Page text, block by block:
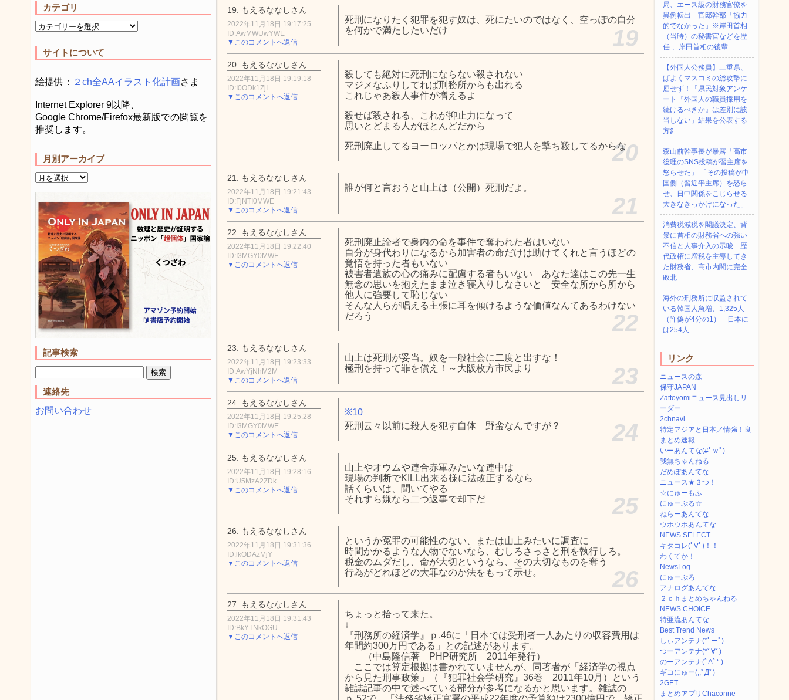
カテゴリ
サイトについて
絵提供： ２ch全AAイラスト化計画さま
Internet Explorer 9以降、
Google Chrome/Firefox最新版での閲覧を
推奨します。
月別アーカイブ
記事検索
連絡先
お問い合わせ
19. もえるななしさん
2022年11月18日 19:17:25
ID:AwMWUwYWE
▼このコメントへ返信
死刑になりたく犯罪を犯す奴は、死にたいのではなく、空っぽの自分
を何かで満たしたいだけ
19
20. もえるななしさん
2022年11月18日 19:19:18
ID:I0ODk1ZjI
▼このコメントへ返信
殺しても絶対に死刑にならない殺されない
マジメなふりしてれば刑務所からも出れる
これじゃあ殺人事件が増えるよ
殺せば殺される、これが抑止力になって
思いとどまる人がほとんどだから
死刑廃止してるヨーロッパとかは現場で犯人を撃ち殺してるからな20
21. もえるななしさん
2022年11月18日 19:21:43
ID:FjNTI0MWE
▼このコメントへ返信
誰が何と言おうと山上は（公開）死刑だよ。
21
22. もえるななしさん
2022年11月18日 19:22:40
ID:I3MGY0MWE
▼このコメントへ返信
死刑廃止論者で身内の命を事件で奪われた者はいない
自分が身代わりになるから加害者の命だけは助けてくれと言うほどの
覚悟を持った者もいない
被害者遺族の心の痛みに配慮する者もいない あなた達はこの先一生
無念の思いを抱えたまま泣き寝入りしなさいと 安全な所から所から
他人に強要して恥じない
そんな人らが唱える主張に耳を傾けるような価値なんてあるわけない
だろう
22
23. もえるななしさん
2022年11月18日 19:23:33
ID:AwYjNhM2M
▼このコメントへ返信
山上は死刑が妥当。奴を一般社会に二度と出すな！
極刑を持って罪を償え！～大阪枚方市民より
23
24. もえるななしさん
2022年11月18日 19:25:28
ID:I3MGY0MWE
▼このコメントへ返信
※10
死刑云々以前に殺人を犯す自体 野蛮なんですが？
24
25. もえるななしさん
2022年11月18日 19:28:16
ID:U5MzA2ZDk
▼このコメントへ返信
山上やオウムや連合赤軍みたいな連中は
現場の判断でKILL出来る様に法改正するなら
話くらいは、聞いてやる
それすら嫌なら二つ返事で却下だ
25
26. もえるななしさん
2022年11月18日 19:31:36
ID:lkODAzMjY
▼このコメントへ返信
というか冤罪の可能性のない、または山上みたいに調査に
時間かかるような人物でないなら、むしろさっさと刑を執行しろ。
税金のムダだし、命が大切というなら、その大切なものを奪う
行為がどれほどの大罪なのか法をもって示せ。
26
27. もえるななしさん
2022年11月18日 19:31:43
ID:BkYTNkOGU
▼このコメントへ返信
ちょっと拾って来た。
↓
『刑務所の経済学』ｐ.46に「日本では受刑者一人あたりの収容費用は
年間約300万円である」との記述があります。
（中島隆信著 PHP研究所 2011年発行）
ここでは算定根拠は書かれていませんが、同著者が「経済学の視点
から見た刑事政策」（『犯罪社会学研究』36巻 2011年10月）という
雑誌記事の中で述べている部分が参考になるかと思います。雑誌の
局、エース級の財務官僚を
異例転出 官邸幹部「協力
的でなかった」※岸田首相
（当時）の秘書官などを歴
任 、岸田首相の後輩
【外国人公務員】三重県、
ぱよくマスコミの総攻撃に
屈せず！「県民対象アンケ
ート『外国人の職員採用を
続けるべきか』は差別に該
当しない」結果を公表する
方針
森山前幹事長が暴露「高市
総理のSNS投稿が習主席を
怒らせた」 「その投稿が中
国側（習近平主席）を怒ら
せ、日中関係をこじらせる
大きなきっかけになった」
消費税減税を閣議決定、背
景に首相の財務省への強い
不信と人事介入の示唆 歴
代政権に増税を主導してき
た財務省、高市内閣に完全
敗北
海外の刑務所に収監されて
いる韓国人急増、1,325人
（詐偽が4分の1） 日本に
は254人
リンク
ニュースの森
保守JAPAN
Zattoyomiニュース見出しリ
ーダー
2chnavi
特定アジアと日本／情強！良
まとめ速報
いーあんてな(#ﾟｗﾟ)
我無ちゃんねる
だめぽあんてな
ニュース★３つ！
☆にゅーもふ
にゅーぷる☆
ねらーあんてな
ウホウホあんてな
NEWS SELECT
キタコレ(ﾟ∀ﾟ)！！
わくてか！
NewsLog
にゅーぷろ
アナログあんてな
２ｃｈまとめちゃんねる
NEWS CHOICE
特亜流あんてな
Best Trend News
しぃアンテナ(*ﾟーﾟ)
つーアンテナ(*ﾟ∀ﾟ)
のーアンテナ(ﾟAﾟ* )
ギコにゅー(,,ﾟДﾟ)
2GET
まとめアプリChaconne